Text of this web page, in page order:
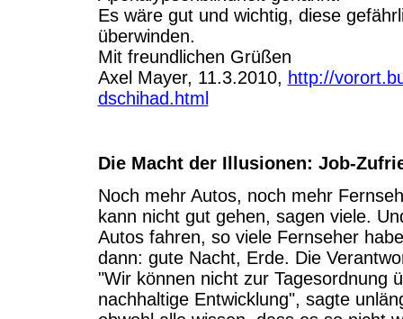
Es wäre gut und wichtig, diese
überwinden.
Mit freundlichen Grüßen
Axel Mayer, 11.3.2010, http://
dschihad.html
Die Macht der Illusionen: Job-
Noch mehr Autos, noch mehr
kann nicht gut gehen, sagen viele.
Autos fahren, so viele Fernseher
dann: gute Nacht, Erde. Die
"Wir können nicht zur Tagesordnung
nachhaltige Entwicklung", sagte